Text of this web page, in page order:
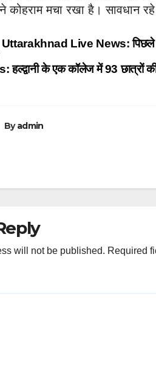
कोहराम मचा रखा है। सावधान
Uttarakhnad Live News: पिछले
के एक कॉलेज में 93 छात्रों की
Byadmin
will not be published. Required